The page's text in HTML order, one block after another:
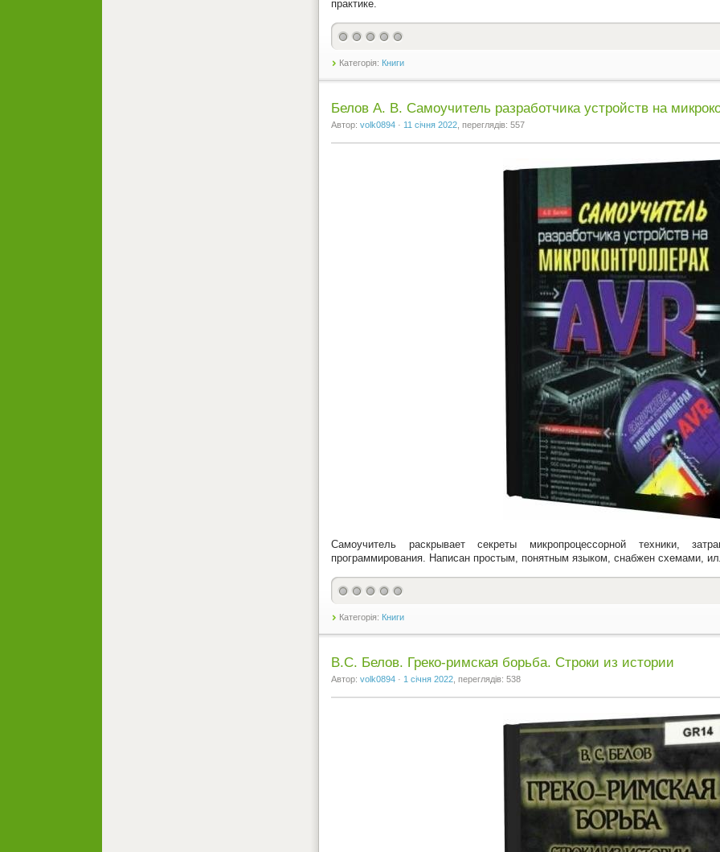
практике.
Категорія: Книги
Белов А. В. Самоучитель разработчика устройств на
Автор: volk0894 · 11 січня 2022, переглядів: 557
Самоучитель раскрывает секреты микропроцессорной техники,
программирования. Написан простым, понятным языком, снабжен схемами,
Категорія: Книги
В.С. Белов. Греко-римская борьба. Строки из истории
Автор: volk0894 · 1 січня 2022 , переглядів: 538